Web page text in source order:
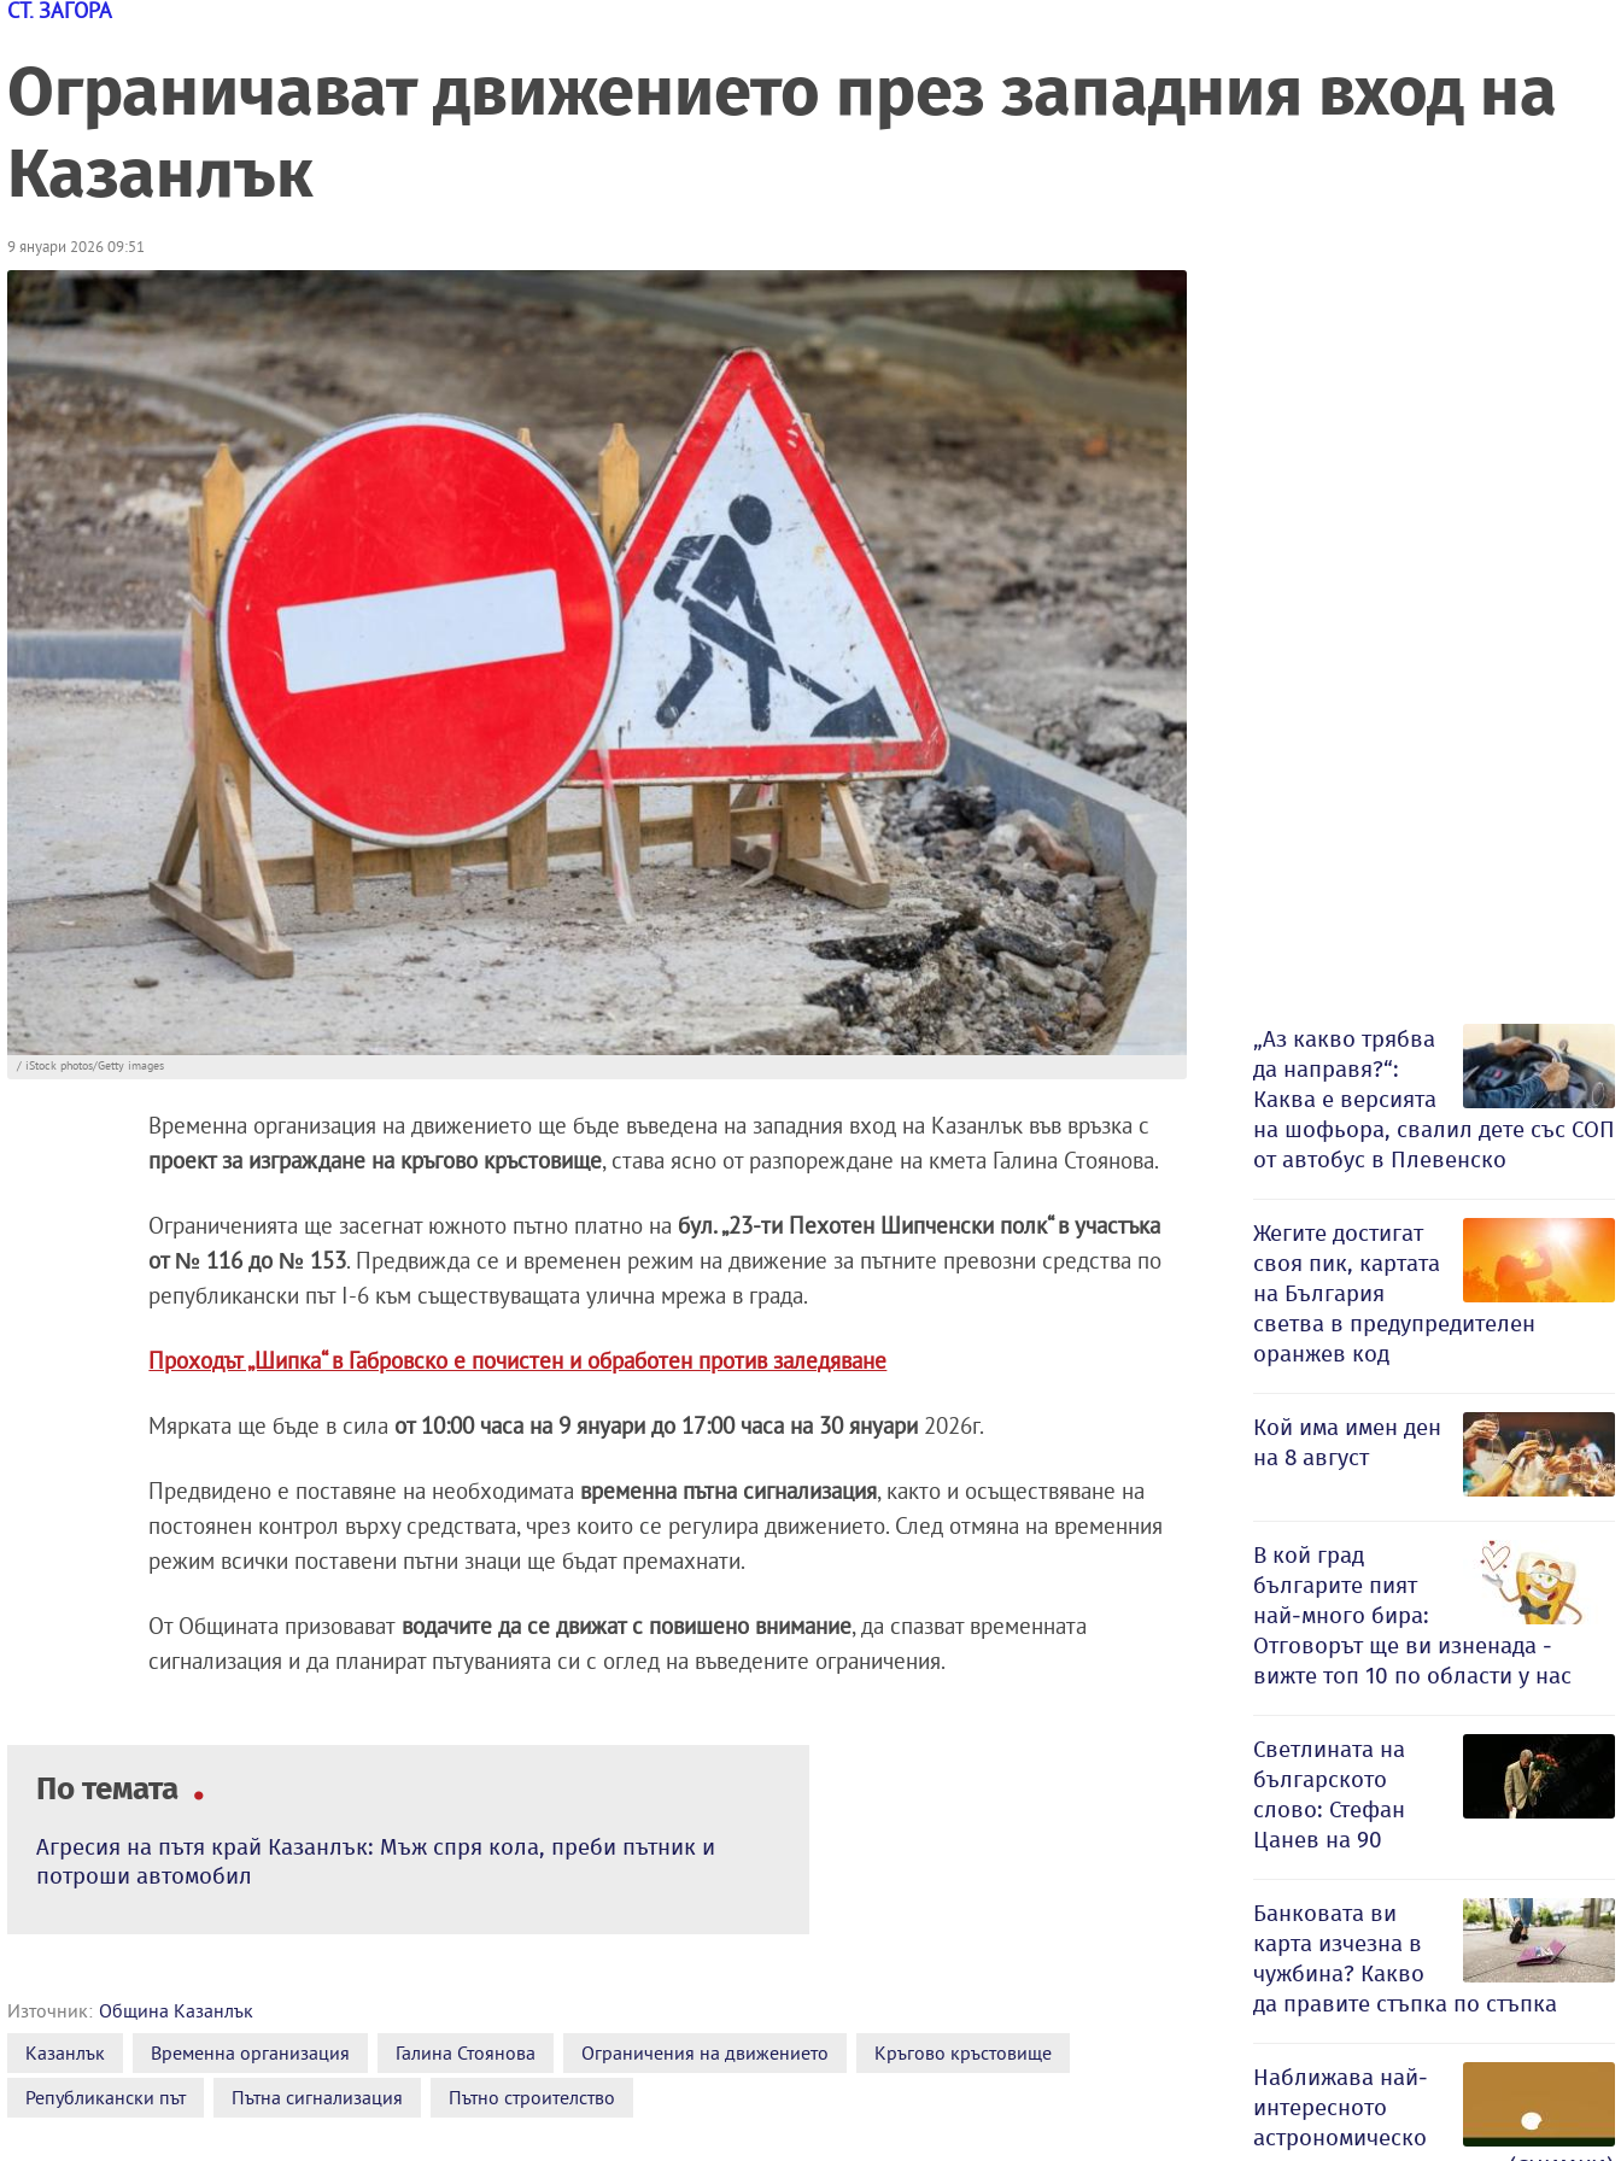
СТ. ЗАГОРА
Ограничават движението през западния вход на
Казанлък
9 януари 2026 09:51
/ iStock photos/Getty images
Временна организация на движението ще бъде въведена на западния вход на Казанлък във връзка с
проект за изграждане на кръгово кръстовище, става ясно от разпореждане на кмета Галина Стоянова.
Ограниченията ще засегнат южното пътно платно на бул. „23-ти Пехотен Шипченски полк“ в участъка
от № 116 до № 153. Предвижда се и временен режим на движение за пътните превозни средства по
републикански път I-6 към съществуващата улична мрежа в града.
Проходът „Шипка“ в Габровско е почистен и обработен против заледяване
Мярката ще бъде в сила от 10:00 часа на 9 януари до 17:00 часа на 30 януари 2026г.
Предвидено е поставяне на необходимата временна пътна сигнализация, както и осъществяване на
постоянен контрол върху средствата, чрез които се регулира движението. След отмяна на временния
режим всички поставени пътни знаци ще бъдат премахнати.
От Общината призовават водачите да се движат с повишено внимание, да спазват временната
сигнализация и да планират пътуванията си с оглед на въведените ограничения.
По темата
Агресия на пътя край Казанлък: Мъж спря кола, преби пътник и
потроши автомобил
Източник: Община Казанлък
Казанлък
Временна организация Галина Стоянова Ограничения на движението
Кръгово кръстовище
Републикански път
Пътна сигнализация Пътно строителство
„Аз какво трябва
да направя?“:
Каква е версията
на шофьора, свалил дете със СОП
от автобус в Плевенско
Жегите достигат
своя пик, картата
на България
светва в предупредителен
оранжев код
Кой има имен ден
на 8 август
В кой град
българите пият
най-много бира:
Отговорът ще ви изненада -
вижте топ 10 по области у нас
Светлината на
българското
слово: Стефан
Цанев на 90
Банковата ви
карта изчезна в
чужбина? Какво
да правите стъпка по стъпка
Наближава най-
интересното
астрономическо